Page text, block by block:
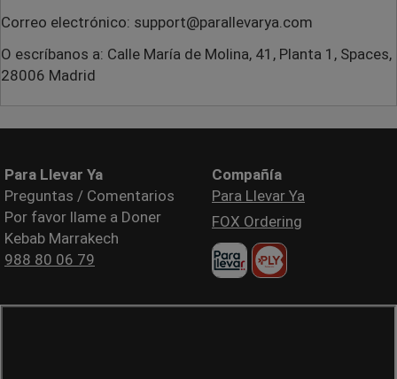
Correo electrónico: support@parallevarya.com
O escríbanos a: Calle María de Molina, 41, Planta 1, Spaces,
28006 Madrid
Para Llevar Ya
Preguntas / Comentarios
Por favor llame a Doner
Kebab Marrakech
988 80 06 79
Compañía
Para Llevar Ya
FOX Ordering